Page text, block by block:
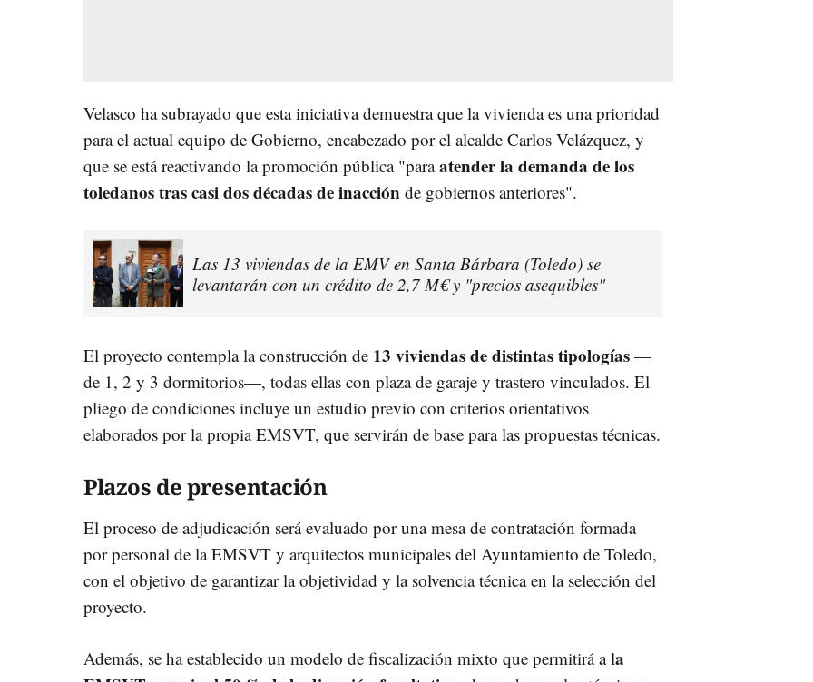
Velasco ha subrayado que esta iniciativa demuestra que la vivienda es una prioridad
para el actual equipo de Gobierno, encabezado por el alcalde Carlos Velázquez, y
que se está reactivando la promoción pública "paraatender la demanda de los
toledanos tras casi dos décadas de inacción de gobiernos anteriores".
Las 13 viviendas de la EMV en Santa Bárbara (Toledo) se
levantarán con un crédito de 2,7 M€ y "precios asequibles"
El proyecto contempla la construcción de 13 viviendas de distintas tipologías —
de 1, 2 y 3 dormitorios—, todas ellas con plaza de garaje y trastero vinculados. El
pliego de condiciones incluye un estudio previo con criterios orientativos
elaborados por la propia EMSVT, que servirán de base para las propuestas técnicas.
Plazos de presentación
El proceso de adjudicación será evaluado por una mesa de contratación formada
por personal de la EMSVT y arquitectos municipales del Ayuntamiento de Toledo,
con el objetivo de garantizar la objetividad y la solvencia técnica en la selección del
proyecto.
Además, se ha establecido un modelo de fiscalización mixto que permitirá a la